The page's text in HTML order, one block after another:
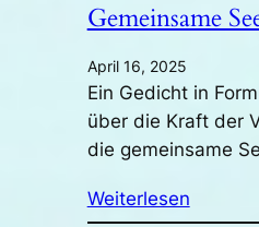
Gemeinsame
April 16, 2025
Ein Gedicht in
über die Kraft der
die gemeinsame
Weiterlesen